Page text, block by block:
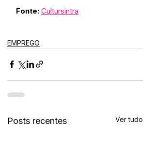
Fonte: Cultursintra
EMPREGO
Posts recentes Ver tudo